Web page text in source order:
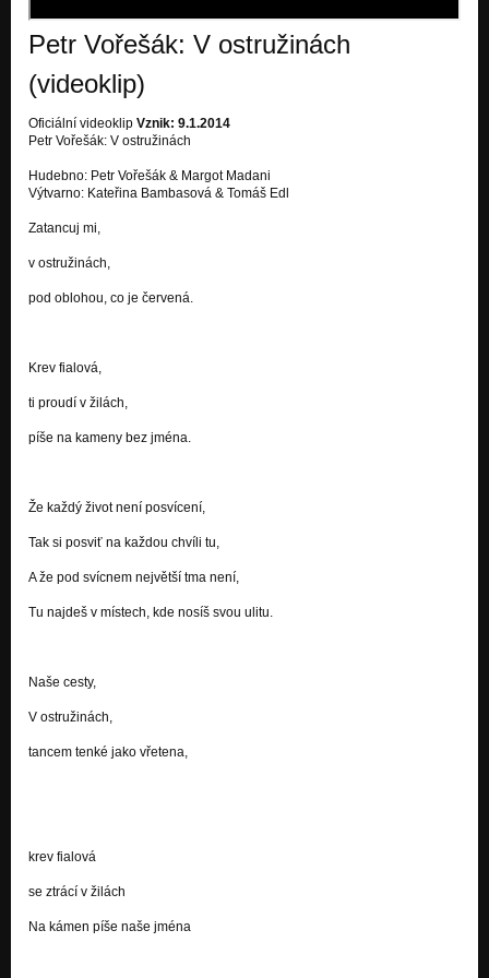
Ó v horách
I was living in a zevltown
I was living in a zevltown
Bludičky
I was living in a zevltown
I was living in a zevltown
Koporofág
I was living in a zevltown
Jen tak si vstát
Časozor
Ptáci
Časozor
Oříšky
Petr Vořešák: V ostružinách
(videoklip)
Oficiální videoklip Vznik: 9.1.2014
Petr Vořešák: V ostružinách
Hudebno: Petr Vořešák & Margot Madani
Výtvarno: Kateřina Bambasová & Tomáš Edl
Zatancuj mi,
v ostružinách,
pod oblohou, co je červená.
Krev fialová,
ti proudí v žilách,
píše na kameny bez jména.
Že každý život není posvícení,
Tak si posviť na každou chvíli tu,
A že pod svícnem největší tma není,
Tu najdeš v místech, kde nosíš svou ulitu.
Naše cesty,
V ostružinách,
tancem tenké jako vřetena,
krev fialová
se ztrácí v žilách
Na kámen píše naše jména